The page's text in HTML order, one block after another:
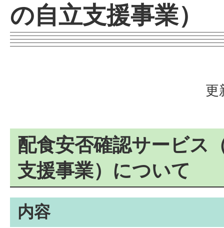
の自立支援事業）
更
配食安否確認サービス
支援事業）について
内容